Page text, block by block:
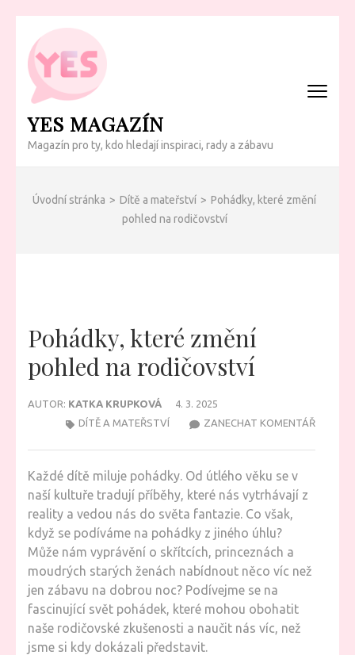
Přeskočit
obsah
(Enter)
YES MAGAZÍN
Magazín pro ty, kdo hledají inspiraci, rady a zábavu
Úvodní stránka > Dítě a mateřství > Pohádky, které změní
pohled na rodičovství
Pohádky, které změní
pohled na rodičovství
AUTOR: KATKA KRUPKOVÁ
4. 3. 2025
ZANECHAT KOMENTÁŘNA
DÍTĚ A MATEŘSTVÍ
Každé dítě miluje pohádky. Od útlého věku se v
naší kultuře tradují příběhy, které nás vytrhávají z
reality a vedou nás do světa fantazie. Co však,
když se podíváme na pohádky z jiného úhlu?
Může nám vyprávění o skřítcích, princeznách a
moudrých starých ženách nabídnout něco víc než
jen zábavu na dobrou noc? Podívejme se na
fascinující svět pohádek, které mohou obohatit
naše rodičovské zkušenosti a naučit nás víc, než
jsme si kdy dokázali představit.